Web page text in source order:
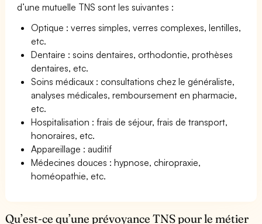
d’une mutuelle TNS sont les suivantes :
Optique : verres simples, verres complexes, lentilles,
etc.
Dentaire : soins dentaires, orthodontie, prothèses
dentaires, etc.
Soins médicaux : consultations chez le généraliste,
analyses médicales, remboursement en pharmacie,
etc.
Hospitalisation : frais de séjour, frais de transport,
honoraires, etc.
Appareillage : auditif
Médecines douces : hypnose, chiropraxie,
homéopathie, etc.
Qu’est-ce qu’une prévoyance TNS pour le métier